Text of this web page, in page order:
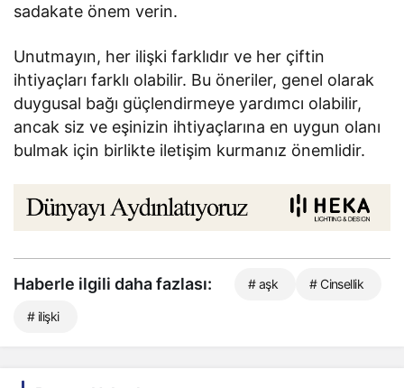
sadakate önem verin.
Unutmayın, her ilişki farklıdır ve her çiftin
ihtiyaçları farklı olabilir. Bu öneriler, genel olarak
duygusal bağı güçlendirmeye yardımcı olabilir,
ancak siz ve eşinizin ihtiyaçlarına en uygun olanı
bulmak için birlikte iletişim kurmanız önemlidir.
Haberle ilgili daha fazlası: # aşk # Cinsellik
# ilişki